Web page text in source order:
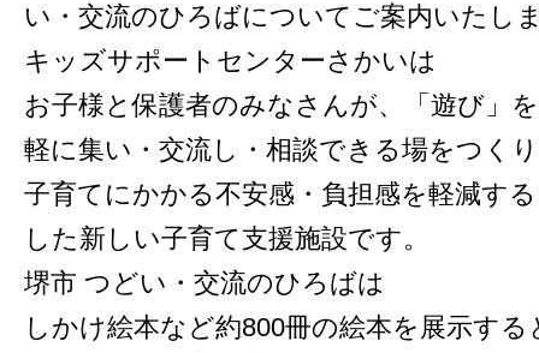
い・交流のひろばについてご案内いたし
キッズサポートセンターさかいは
お子様と保護者のみなさんが、「遊び」
軽に集い・交流し・相談できる場をつく
子育てにかかる不安感・負担感を軽減す
した新しい子育て支援施設です。
堺市 つどい・交流のひろばは
しかけ絵本など約800冊の絵本を展示する